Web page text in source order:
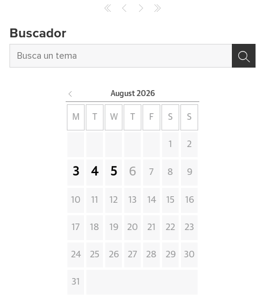
Buscador
August 2026
M W F S S
1 2
3 4 5 6 7 8 9
10 11 12 13 14 15 16
17 18 19 20 21 22 23
24 25 26 27 28 29 30
31